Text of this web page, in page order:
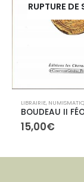
RUPTURE DE
LIBRAIRIE,
BOUDEAU II
15,00€